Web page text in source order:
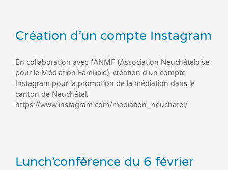
Création d’un compte Instagram
En collaboration avec l'ANMF (Association Neuchâteloise
pour le Médiation Familiale), création d'un compte
Instagram pour la promotion de la médiation dans le
canton de Neuchâtel:
https://www.instagram.com/mediation_neuchatel/
Lunch’conférence du 6 février